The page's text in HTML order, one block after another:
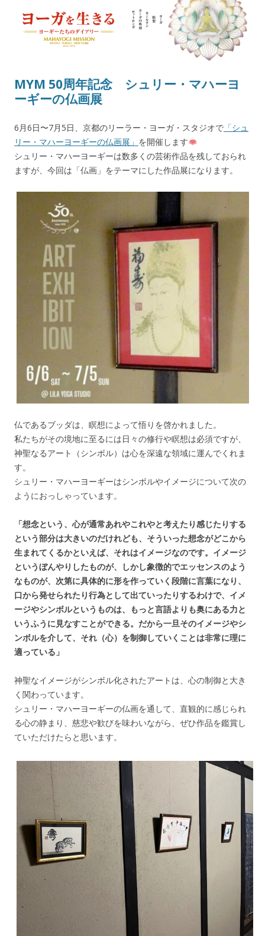
ヨーガを生きる — MAHAYOGI
MISSION ブログ
MYM 50周年記念 シュリー・マハーヨ
ーギーの仏画展
6月6日〜7月5日、京都のリーラー・ヨーガ・スタジオで 「シュ
リー・マハーヨーギーの仏画展」 を開催します
シュリー・マハーヨーギーは数多くの芸術作品を残しておられ
ますが、今回は「仏画」をテーマにした作品展になります。
仏であるブッダは、瞑想によって悟りを啓かれました。
私たちがその境地に至るには日々の修行や瞑想は必須ですが、
神聖なるアート（シンボル）は心を深遠な領域に運んでくれま
す。
シュリー・マハーヨーギーはシンボルやイメージについて次の
ようにおっしゃっています。
「想念という、心が通常あれやこれやと考えたり感じたりする
という部分は大きいのだけれども、そういった想念がどこから
生まれてくるかといえば、それはイメージなのです。イメージ
というぼんやりしたものが、しかし象徴的でエッセンスのよう
なものが、次第に具体的に形を作っていく段階に言葉になり、
口から発せられたり行為として出ていったりするわけで、イメ
ージやシンボルというものは、もっと言語よりも奥にある力と
いうふうに見なすことができる。だから一旦そのイメージやシ
ンボルを介して、それ（心）を制御していくことは非常に理に
適っている」
神聖なイメージがシンボル化されたアートは、心の制御と大き
く関わっています。
シュリー・マハーヨーギーの仏画を通して、直観的に感じられ
る心の静まり、慈悲や歓びを味わいながら、ぜひ作品を鑑賞し
ていただけたらと思います。